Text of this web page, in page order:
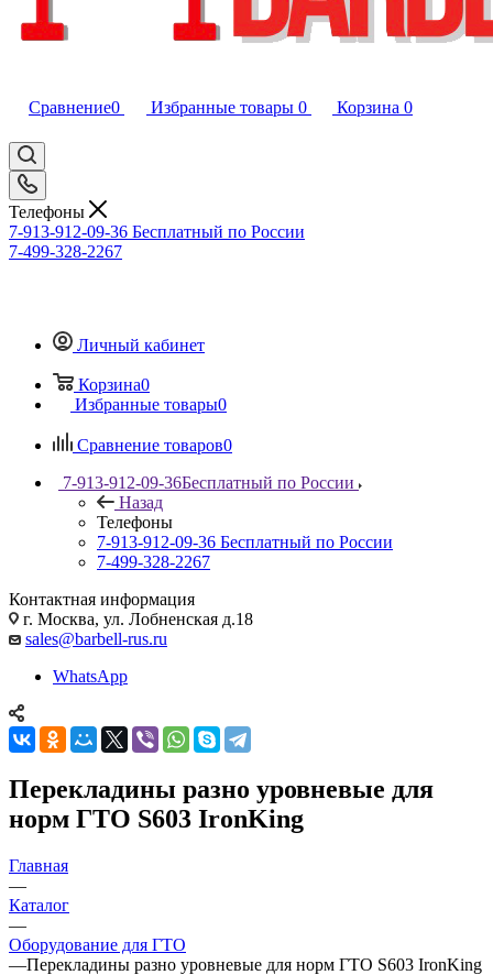
Сравнение0 Избранные товары 0 Корзина 0
Телефоны
7-913-912-09-36 Бесплатный по России
7-499-328-2267
Личный кабинет
Корзина0
Избранные товары0
Сравнение товаров0
7-913-912-09-36Бесплатный по России
Назад
Телефоны
7-913-912-09-36 Бесплатный по России
7-499-328-2267
Контактная информация
г. Москва, ул. Лобненская д.18
sales@barbell-rus.ru
WhatsApp
Перекладины разно уровневые для
норм ГТО S603 IronKing
Главная
—
Каталог
—
Оборудование для ГТО
—Перекладины разно уровневые для норм ГТО S603 IronKing